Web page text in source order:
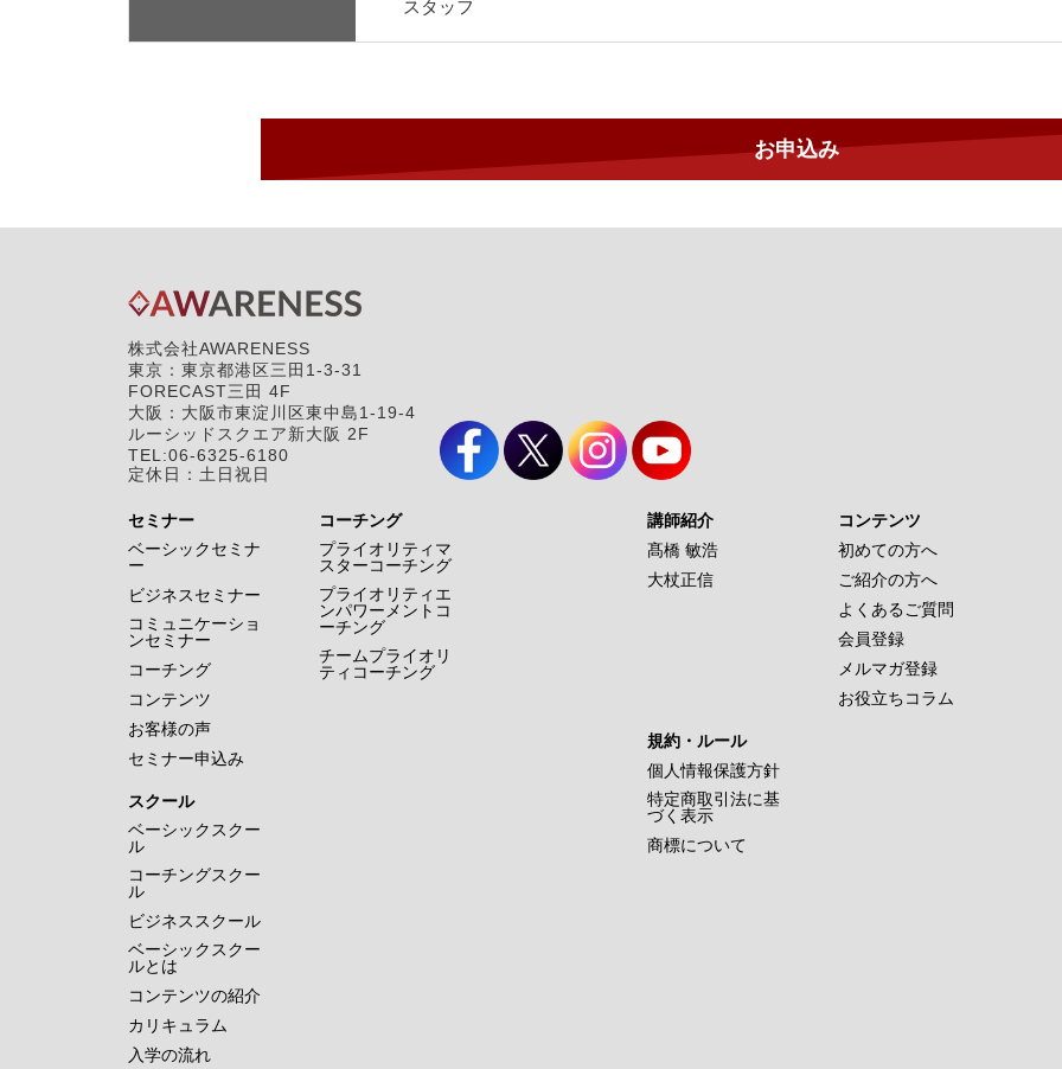
スタッフ
株式会社AWARENESS
東京：東京都港区三田1-3-31
FORECAST三田 4F
大阪：大阪市東淀川区東中島1-19-4
ルーシッドスクエア新大阪 2F
TEL:06-6325-6180
定休日：土日祝日
セミナー
ベーシックセミナ
ー
ビジネスセミナー
コミュニケーショ
ンセミナー
コーチング
コンテンツ
お客様の声
セミナー申込み
コーチング
プライオリティマ
スターコーチング
プライオリティエ
ンパワーメントコ
ーチング
チームプライオリ
ティコーチング
スクール
ベーシックスクー
ル
コーチングスクー
ル
ビジネススクール
ベーシックスクー
ルとは
コンテンツの紹介
カリキュラム
入学の流れ
講師紹介
髙橋 敏浩
大杖正信
コンテンツ
初めての方へ
ご紹介の方へ
よくあるご質問
会員登録
メルマガ登録
お役立ちコラム
規約・ルール
個人情報保護方針
特定商取引法に基
づく表示
商標について